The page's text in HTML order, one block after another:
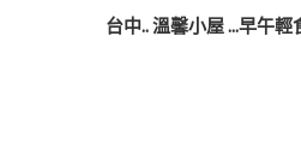
台中.. 溫馨小屋 ...早午輕